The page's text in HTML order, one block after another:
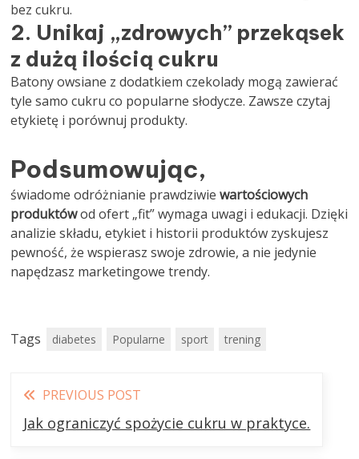
bez cukru.
2. Unikaj „zdrowych” przekąsek
z dużą ilością cukru
Batony owsiane z dodatkiem czekolady mogą zawierać
tyle samo cukru co popularne słodycze. Zawsze czytaj
etykietę i porównuj produkty.
Podsumowując,
świadome odróżnianie prawdziwiewartościowych
produktówod ofert „fit” wymaga uwagi i edukacji. Dzięki
analizie składu, etykiet i historii produktów zyskujesz
pewność, że wspierasz swoje zdrowie, a nie jedynie
napędzasz marketingowe trendy.
Tags diabetes Popularne sport trening
Read
more
PREVIOUS POST
Jak ograniczyć spożycie cukru w praktyce.